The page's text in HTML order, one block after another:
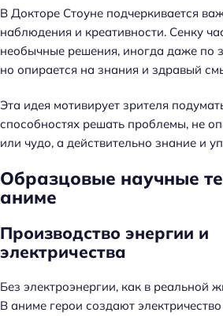
В Докторе Стоуне подчеркивается
наблюдения и креативности. Сенку
необычные решения, иногда даже по
но опирается на знания и здравый
Эта идея мотивирует зрителя
способностях решать проблемы, не
или чудо, а действительно знание и
Образцовые научные
аниме
Производство энергии и
электричества
Без электроэнергии, как в реальной
В аниме герои создают